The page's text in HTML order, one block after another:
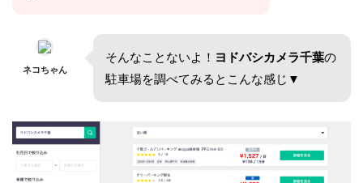
ネコちゃん
そんなことないよ！ ヨドバシカメラ千葉の
駐車場を調べてみるとこんな感じ▼